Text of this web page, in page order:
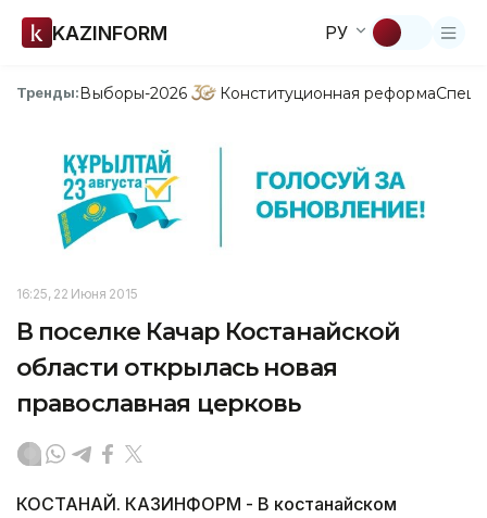
KAZINFORM РУ
Тренды:Выборы-2026 Конституционная реформа
16:25, 22 Июня 2015
В поселке Качар Костанайской
области открылась новая
православная церковь
КОСТАНАЙ. КАЗИНФОРМ - В костанайском